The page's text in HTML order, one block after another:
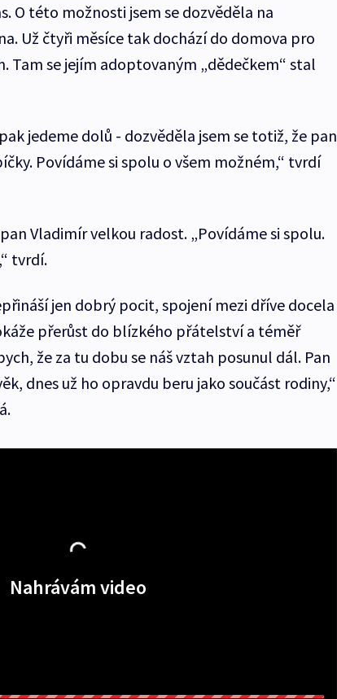
O této možnosti jsem se dozvěděla na
Už čtyři měsíce tak dochází do domova pro
Tam se jejím adoptovaným „dědečkem“ stal
jedeme dolů - dozvěděla jsem se totiž, že pan
Povídáme si spolu o všem možném,“ tvrdí
Vladimír velkou radost. „Povídáme si spolu.
tvrdí.
jen dobrý pocit, spojení mezi dříve docela
přerůst do blízkého přátelství a téměř
že za tu dobu se náš vztah posunul dál. Pan
dnes už ho opravdu beru jako součást rodiny,“
Nahrávám video